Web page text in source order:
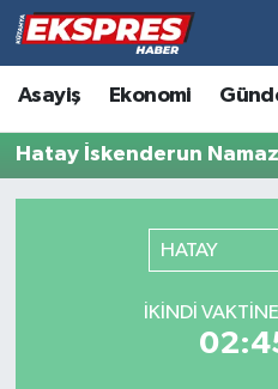
Asayiş Ekonomi
Hatay İskenderun
HATAY
İKINDI
Altıntaş
Asayiş
Biyografiler
Hava Durumu
Trafik Durumu
Tüm Manşetler
Son Dakika Haberleri